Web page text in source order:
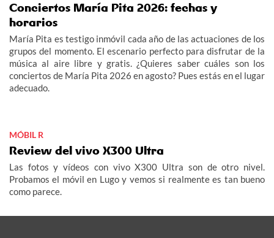
Conciertos María Pita 2026: fechas y
horarios
María Pita es testigo inmóvil cada año de las actuaciones de los
grupos del momento. El escenario perfecto para disfrutar de la
música al aire libre y gratis. ¿Quieres saber cuáles son los
conciertos de María Pita 2026 en agosto? Pues estás en el lugar
adecuado.
MÓBIL R
Review del vivo X300 Ultra
Las fotos y vídeos con vivo X300 Ultra son de otro nivel.
Probamos el móvil en Lugo y vemos si realmente es tan bueno
como parece.